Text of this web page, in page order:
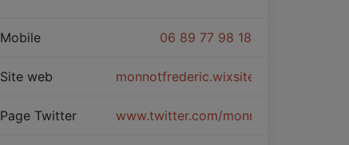
06 89 77 98 18
Mobile
monnotfrederic.wixsite.com/
Site web
www.twitter.com/monnotf
Page Twitter